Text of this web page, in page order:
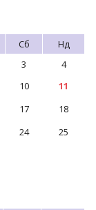
Сб
Нд
3
4
10
11
17
18
24
25